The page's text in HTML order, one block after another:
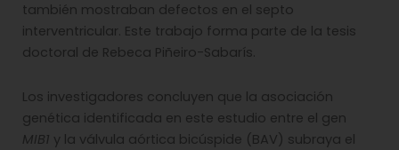
también mostraban defectos en el septo
interventricular. Este trabajo forma parte de la tesis
doctoral de Rebeca Piñeiro-Sabarís.
Los investigadores concluyen que la asociación
genética identificada en este estudio entre el gen
MIB1 y la válvula aórtica bicúspide (BAV) subraya el